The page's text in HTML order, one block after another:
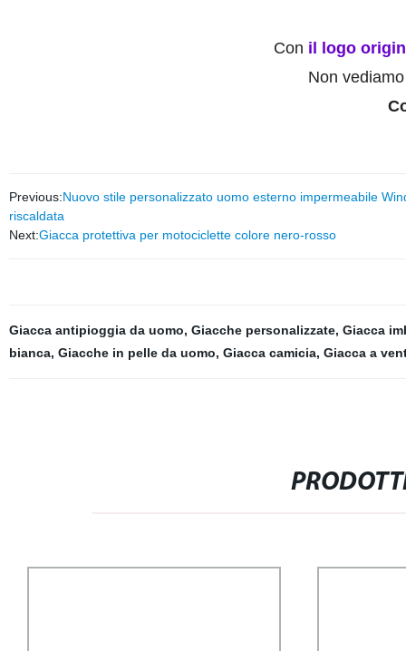
Con il logo
Non
Previous:Nuovo stile personalizzato uomo esterno impermeabile
riscaldata
Next:Giacca protettiva per motociclette colore nero-rosso
Giacca antipioggia da uomo, Giacche personalizzate, Giacca
bianca, Giacche in pelle da uomo, Giacca camicia, Giacca a